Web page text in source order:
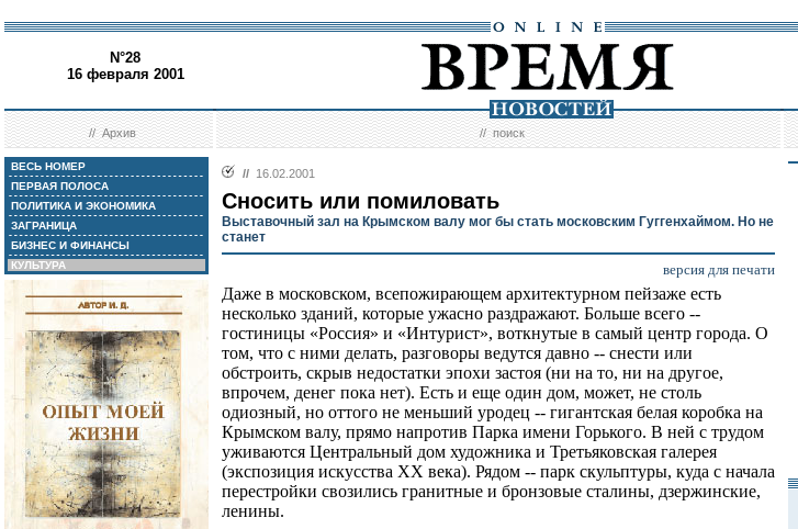
N°28
16 февраля 2001
//Архив //поиск
ВЕСЬ НОМЕР
ПЕРВАЯ ПОЛОСА
ПОЛИТИКА И ЭКОНОМИКА
ЗАГРАНИЦА
БИЗНЕС И ФИНАНСЫ
КУЛЬТУРА
// 16.02.2001
Сносить или помиловать
Выставочный зал на Крымском валу мог бы стать московским Гуггенхаймом. Но не
станет
версия для печати
Даже в московском, всепожирающем архитектурном пейзаже есть
несколько зданий, которые ужасно раздражают. Больше всего --
гостиницы «Россия» и «Интурист», воткнутые в самый центр города. О
том, что с ними делать, разговоры ведутся давно -- снести или
обстроить, скрыв недостатки эпохи застоя (ни на то, ни на другое,
впрочем, денег пока нет). Есть и еще один дом, может, не столь
одиозный, но оттого не меньший уродец -- гигантская белая коробка на
Крымском валу, прямо напротив Парка имени Горького. В ней с трудом
уживаются Центральный дом художника и Третьяковская галерея
(экспозиция искусства XX века). Рядом -- парк скульптуры, куда с начала
перестройки свозились гранитные и бронзовые сталины, дзержинские,
ленины.